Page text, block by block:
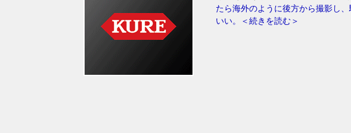
たら海外のように後方から撮影し
いい。＜続きを読む＞